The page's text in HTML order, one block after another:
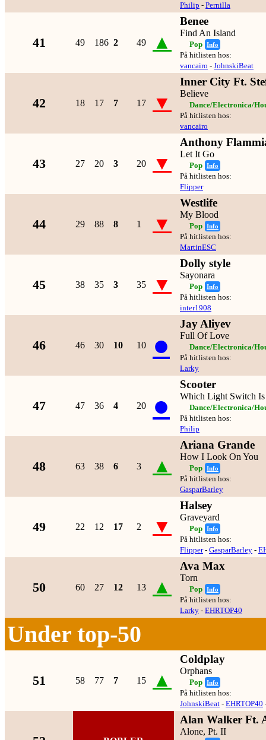
Philip - Pernilla
41 49 186 2 49 ▲
Benee
Find An Island
Pop Info
På hitlisten hos:
vancairo - JohnskiBeat
42 18 17 7 17 ▼
Inner City Ft.
Believe
Dance/Electronica/
På hitlisten hos:
vancairo
43 27 20 3 20 ▼
Anthony
Let It Go
Pop Info
På hitlisten hos:
Flipper
44 29 88 8 1 ▼
Westlife
My Blood
Pop Info
På hitlisten hos:
MartinESC
45 38 35 3 35 ▼
Dolly style
Sayonara
Pop Info
På hitlisten hos:
inter1908
46 46 30 10 10 ●
Jay Aliyev
Full Of Love
Dance/Electronica/
På hitlisten hos:
Larky
47 47 36 4 20 ●
Scooter
Which Light Switch
Dance/Electronica/
På hitlisten hos:
Philip
48 63 38 6 3 ▲
Ariana Grande
How I Look On You
Pop Info
På hitlisten hos:
GasparBarley
49 22 12 17 2 ▼
Halsey
Graveyard
Pop Info
På hitlisten hos:
Flipper- GasparBarley -
50 60 27 12 13 ▲
Ava Max
Torn
Pop Info
På hitlisten hos:
Larky - EHRTOP40
Under top-50
51 58 77 7 15 ▲
Coldplay
Orphans
Pop Info
På hitlisten hos:
JohnskiBeat - EHRTOP40
Alan Walker Ft.
Alone, Pt. II